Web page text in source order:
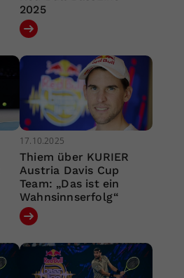
2025
17.10.2025
Thiem über KURIER
Austria Davis Cup
Team: „Das ist ein
Wahnsinnserfolg“